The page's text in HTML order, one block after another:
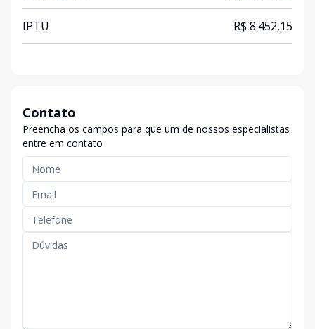
IPTU R$ 8.452,15
Contato
Preencha os campos para que um de nossos especialistas
entre em contato